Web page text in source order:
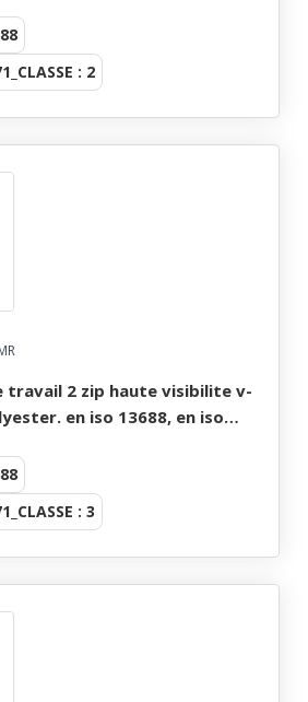
: 2
travail 2 zip haute visibilite v-
en iso 13688, en iso
: 3